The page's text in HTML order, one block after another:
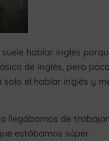
hablar inglés
de inglés, pero
el hablar inglés y
llegábamos de
estábamos súper